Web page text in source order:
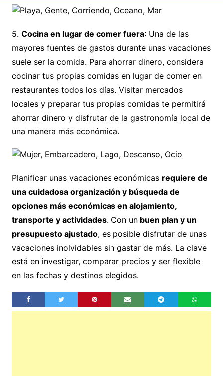
5. Cocina en lugar de comer fuera: Una de las
mayores fuentes de gastos durante unas vacaciones
suele ser la comida. Para ahorrar dinero, considera
cocinar tus propias comidas en lugar de comer en
restaurantes todos los días. Visitar mercados
locales y preparar tus propias comidas te permitirá
ahorrar dinero y disfrutar de la gastronomía local de
una manera más económica.
Planificar unas vacaciones económicas requiere de
una cuidadosa organización y búsqueda de
opciones más económicas en alojamiento,
transporte y actividades. Con unbuen plan y un
presupuesto ajustado, es posible disfrutar de unas
vacaciones inolvidables sin gastar de más. La clave
está en investigar, comparar precios y ser flexible
en las fechas y destinos elegidos.